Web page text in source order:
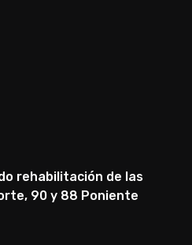
rehabilitación de las
90 y 88 Poniente